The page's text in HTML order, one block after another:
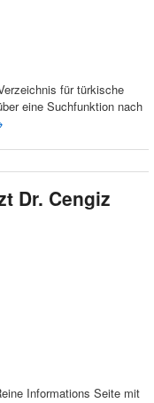
für türkische
eine Suchfunktion nach
Dr. Cengiz
Informations Seite mit